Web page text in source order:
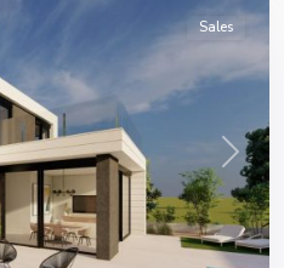
Next
Sales